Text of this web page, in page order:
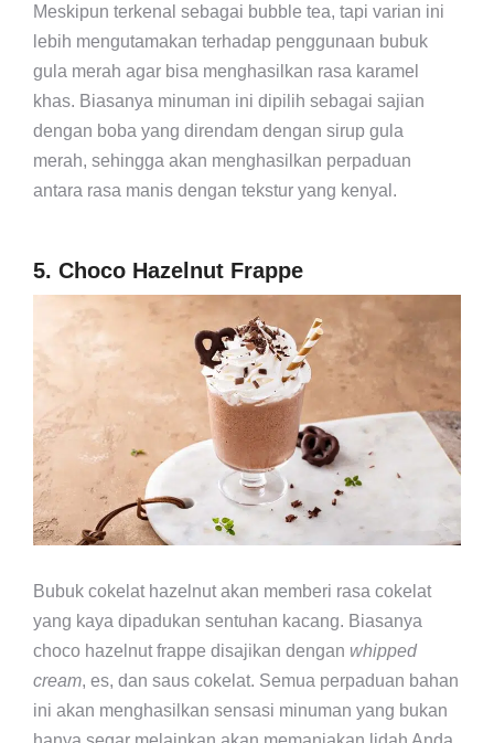
Meskipun terkenal sebagai bubble tea, tapi varian ini
lebih mengutamakan terhadap penggunaan bubuk
gula merah agar bisa menghasilkan rasa karamel
khas. Biasanya minuman ini dipilih sebagai sajian
dengan boba yang direndam dengan sirup gula
merah, sehingga akan menghasilkan perpaduan
antara rasa manis dengan tekstur yang kenyal.
5. Choco Hazelnut Frappe
Bubuk cokelat hazelnut akan memberi rasa cokelat
yang kaya dipadukan sentuhan kacang. Biasanya
choco hazelnut frappe disajikan dengan whipped
cream, es, dan saus cokelat. Semua perpaduan bahan
ini akan menghasilkan sensasi minuman yang bukan